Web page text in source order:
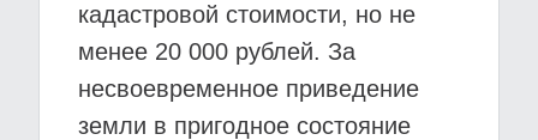
кадастровой стоимости, но не
менее 20 000 рублей. За
несвоевременное приведение
земли в пригодное состояние